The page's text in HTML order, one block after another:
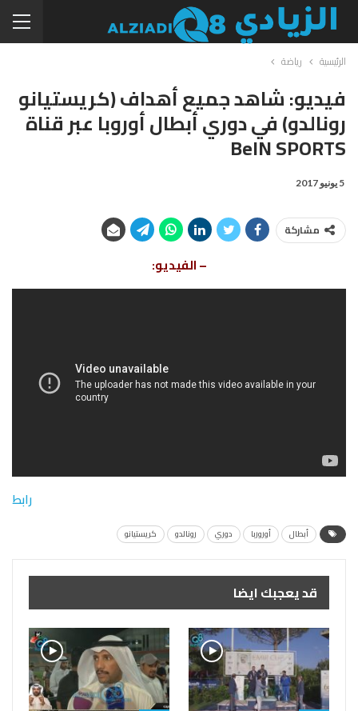
الرئيسية رياضة
فيديو: شاهد جميع أهداف (كريستيانو
رونالدو) في دوري أبطال أوروبا عبر قناة
BeIN SPORTS
5 يونيو 2017
مشاركة
– الفيديو:
رابط
أبطال أوروربا دوري رونالدو كريستيانو
قد يعجبك ايضا